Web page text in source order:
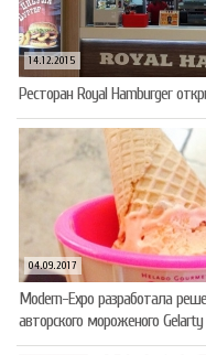
14.12.2015
Ресторан Royal Hamburger
04.09.2017
Modern-Expo разработала
авторского мороженого Gelarty